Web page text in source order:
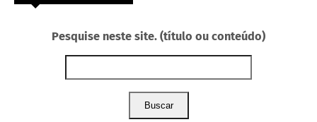
Pesquise neste site. (título ou conteúdo)
Buscar